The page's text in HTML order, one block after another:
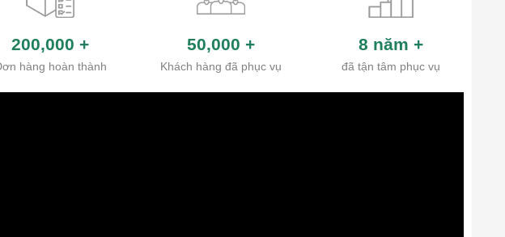
200,000 +
hàng hoàn thành
50,000 +
Khách hàng đã phục vụ
8 năm +
đã tận tâm phục vụ